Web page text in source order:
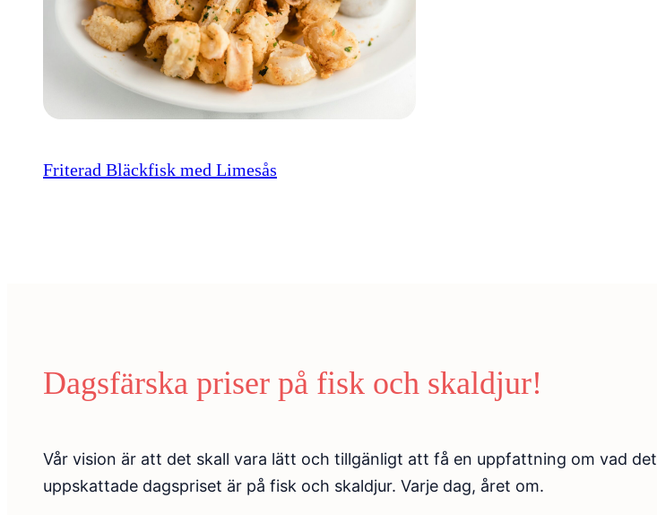
Friterad Bläckfisk med Limesås
Dagsfärska priser på fisk och skaldjur!
Vår vision är att det skall vara lätt och tillgänligt att få en uppfattning om vad det
uppskattade dagspriset är på fisk och skaldjur. Varje dag, året om.